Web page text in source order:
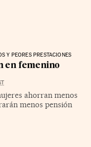
Y PEORES PRESTACIONES
en femenino
ahorran menos
menos pensión